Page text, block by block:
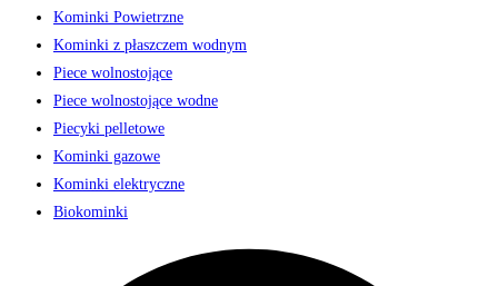
Kominki Powietrzne
Kominki z płaszczem wodnym
Piece wolnostojące
Piece wolnostojące wodne
Piecyki pelletowe
Kominki gazowe
Kominki elektryczne
Biokominki